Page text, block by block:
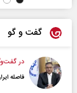
گفت و گو
در
فاصله